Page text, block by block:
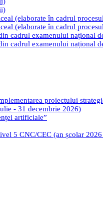
(elaborate în cadrul
(elaborate în cadrul
cadrul examenului național
cadrul examenului național
proiectului
- 31 decembrie 2026)
artificiale”
5 CNC/CEC (an școlar